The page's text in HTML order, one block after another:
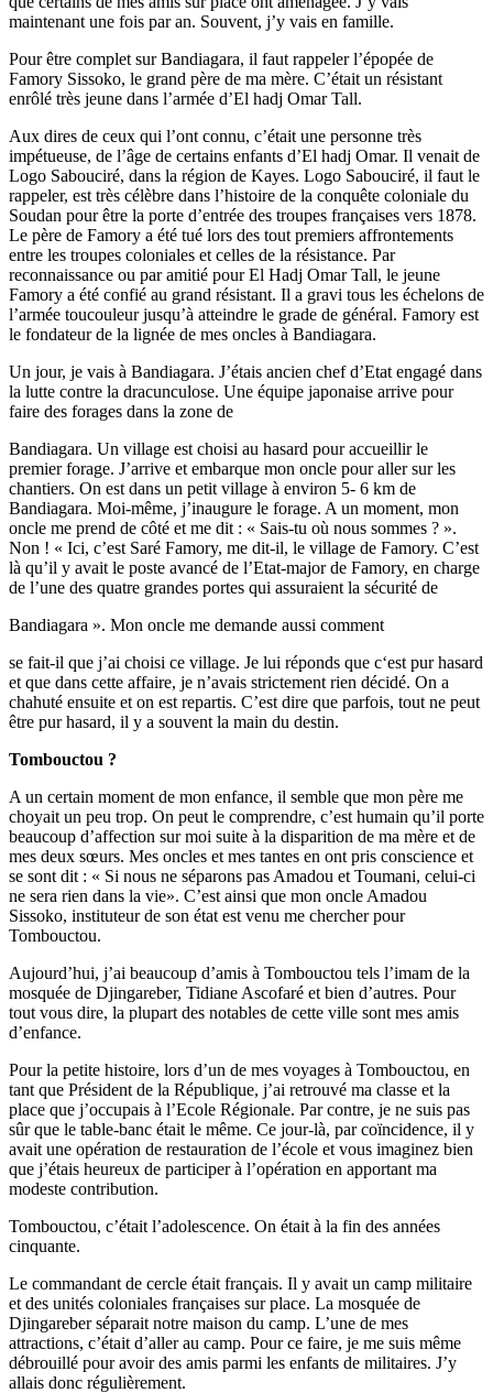
maintenant une fois par an. Souvent, j’y vais en famille.
Pour être complet sur Bandiagara, il faut rappeler l’épopée de
Famory Sissoko, le grand père de ma mère. C’était un résistant
enrôlé très jeune dans l’armée d’El hadj Omar Tall.
Aux dires de ceux qui l’ont connu, c’était une personne très
impétueuse, de l’âge de certains enfants d’El hadj Omar. Il venait de
Logo Sabouciré, dans la région de Kayes. Logo Sabouciré, il faut le
rappeler, est très célèbre dans l’histoire de la conquête coloniale du
Soudan pour être la porte d’entrée des troupes françaises vers 1878.
Le père de Famory a été tué lors des tout premiers affrontements
entre les troupes coloniales et celles de la résistance. Par
reconnaissance ou par amitié pour El Hadj Omar Tall, le jeune
Famory a été confié au grand résistant. Il a gravi tous les échelons de
l’armée toucouleur jusqu’à atteindre le grade de général. Famory est
le fondateur de la lignée de mes oncles à Bandiagara.
Un jour, je vais à Bandiagara. J’étais ancien chef d’Etat engagé dans
la lutte contre la dracunculose. Une équipe japonaise arrive pour
faire des forages dans la zone de
Bandiagara. Un village est choisi au hasard pour accueillir le
premier forage. J’arrive et embarque mon oncle pour aller sur les
chantiers. On est dans un petit village à environ 5- 6 km de
Bandiagara. Moi-même, j’inaugure le forage. A un moment, mon
oncle me prend de côté et me dit : « Sais-tu où nous sommes ? ».
Non ! « Ici, c’est Saré Famory, me dit-il, le village de Famory. C’est
là qu’il y avait le poste avancé de l’Etat-major de Famory, en charge
de l’une des quatre grandes portes qui assuraient la sécurité de
Bandiagara ». Mon oncle me demande aussi comment
se fait-il que j’ai choisi ce village. Je lui réponds que c‘est pur hasard
et que dans cette affaire, je n’avais strictement rien décidé. On a
chahuté ensuite et on est repartis. C’est dire que parfois, tout ne peut
être pur hasard, il y a souvent la main du destin.
Tombouctou ?
A un certain moment de mon enfance, il semble que mon père me
choyait un peu trop. On peut le comprendre, c’est humain qu’il porte
beaucoup d’affection sur moi suite à la disparition de ma mère et de
mes deux sœurs. Mes oncles et mes tantes en ont pris conscience et
se sont dit : « Si nous ne séparons pas Amadou et Toumani, celui-ci
ne sera rien dans la vie». C’est ainsi que mon oncle Amadou
Sissoko, instituteur de son état est venu me chercher pour
Tombouctou.
Aujourd’hui, j’ai beaucoup d’amis à Tombouctou tels l’imam de la
mosquée de Djingareber, Tidiane Ascofaré et bien d’autres. Pour
tout vous dire, la plupart des notables de cette ville sont mes amis
d’enfance.
Pour la petite histoire, lors d’un de mes voyages à Tombouctou, en
tant que Président de la République, j’ai retrouvé ma classe et la
place que j’occupais à l’Ecole Régionale. Par contre, je ne suis pas
sûr que le table-banc était le même. Ce jour-là, par coïncidence, il y
avait une opération de restauration de l’école et vous imaginez bien
que j’étais heureux de participer à l’opération en apportant ma
modeste contribution.
Tombouctou, c’était l’adolescence. On était à la fin des années
cinquante.
Le commandant de cercle était français. Il y avait un camp militaire
et des unités coloniales françaises sur place. La mosquée de
Djingareber séparait notre maison du camp. L’une de mes
attractions, c’était d’aller au camp. Pour ce faire, je me suis même
débrouillé pour avoir des amis parmi les enfants de militaires. J’y
allais donc régulièrement.